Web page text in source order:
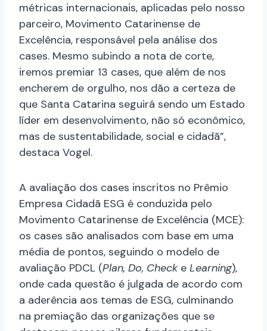
métricas internacionais, aplicadas pelo nosso
parceiro, Movimento Catarinense de
Excelência, responsável pela análise dos
cases. Mesmo subindo a nota de corte,
iremos premiar 13 cases, que além de nos
encherem de orgulho, nos dão a certeza de
que Santa Catarina seguirá sendo um Estado
líder em desenvolvimento, não só econômico,
mas de sustentabilidade, social e cidadã”,
destaca Vogel.
A avaliação dos cases inscritos no Prêmio
Empresa Cidadã ESG é conduzida pelo
Movimento Catarinense de Excelência (MCE):
os cases são analisados com base em uma
média de pontos, seguindo o modelo de
avaliação PDCL (Plan, Do, Check e Learning),
onde cada questão é julgada de acordo com
a aderência aos temas de ESG, culminando
na premiação das organizações que se